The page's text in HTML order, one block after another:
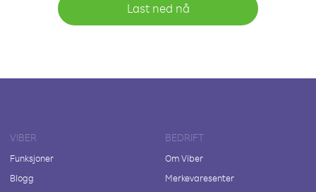
Last ned nå
VIBER
Funksjoner
Blogg
BEDRIFT
Om Viber
Merkevaresenter